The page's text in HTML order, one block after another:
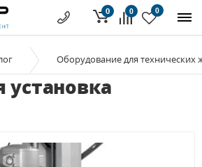
0 0
0
Оборудование для технических
установка